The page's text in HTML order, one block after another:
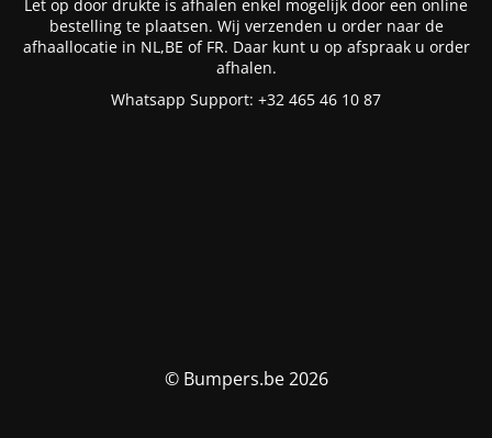
Let op door drukte is afhalen enkel mogelijk door een online
bestelling te plaatsen. Wij verzenden u order naar de
afhaallocatie in NL,BE of FR. Daar kunt u op afspraak u order
afhalen.
Whatsapp Support: +32 465 46 10 87
© Bumpers.be 2026